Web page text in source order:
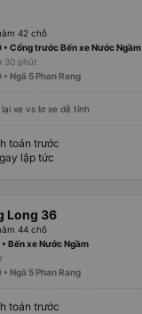
42 chỗ
Cổng trước Bến xe Nước Ngầm
30 phút
Ngã 5 Phan Rang
xe vs lơ xe dễ tính
toán trước
lập tức
Long 36
44 chỗ
Bến xe Nước Ngầm
Ngã 5 Phan Rang
toán trước